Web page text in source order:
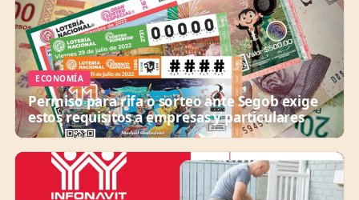
ECONOMÍA
Permiso para rifa o sorteo ante Segob exige
estos requisitos a empresas y particulares